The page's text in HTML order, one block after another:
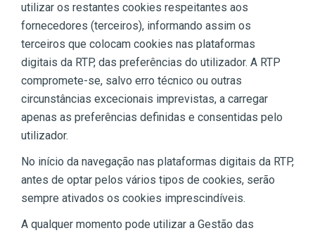
utilizar os restantes cookies respeitantes aos
fornecedores (terceiros), informando assim os
terceiros que colocam cookies nas plataformas
digitais da RTP, das preferências do utilizador. A RTP
compromete-se, salvo erro técnico ou outras
circunstâncias excecionais imprevistas, a carregar
apenas as preferências definidas e consentidas pelo
utilizador.
No início da navegação nas plataformas digitais da RTP,
antes de optar pelos vários tipos de cookies, serão
sempre ativados os cookies imprescindíveis.
A qualquer momento pode utilizar a Gestão das